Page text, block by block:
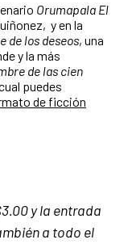
Orumapala El
y en la
de los deseos, una
y la más
de las cien
puedes
de ficción
y la entrada
a todo el